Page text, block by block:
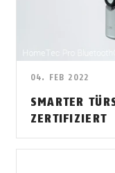
04. FEB 2022
SMARTER
ZERTIFIZIERT